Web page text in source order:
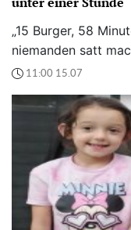
„15 Burger, 58
niemanden satt
11:00 15.07